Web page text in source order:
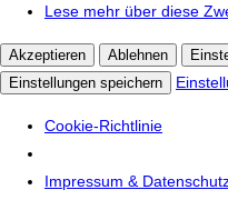
Lese mehr über diese
Akzeptieren Ablehnen
Einstellungen speichern
Cookie-Richtlinie
Impressum &